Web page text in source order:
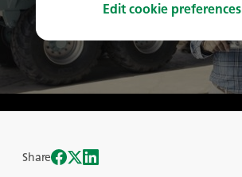
Edit cookie preferences
Share